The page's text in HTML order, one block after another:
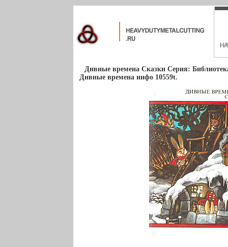
Дивные времена Сказки Серия:
Дивные времена инфо 10559t.